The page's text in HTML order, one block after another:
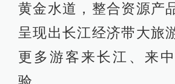
黄金水道，整合资源产
呈现出长江经济带大旅
更多游客来长江、来